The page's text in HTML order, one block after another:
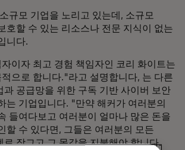
규모 기업을 노리고 있는데, 소규모
호할 수 있는 리소스나 전문 지식이 없는
니다.
자이자 최고 경험 책임자인 코리 화이트는
으로 합니다."라고 설명합니다, 는 다른
과 공급망을 위한 구독 기반 사이버 보안
는 기업입니다. "만약 해커가 여러분의
들여다보고 여러분이 얼마나 많은 돈을
할 수 있다면, 그들은 여러분의 모든
로 잠그고 그 몸값을 지불해야 합니다.